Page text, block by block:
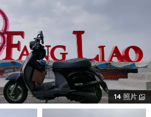
14照片